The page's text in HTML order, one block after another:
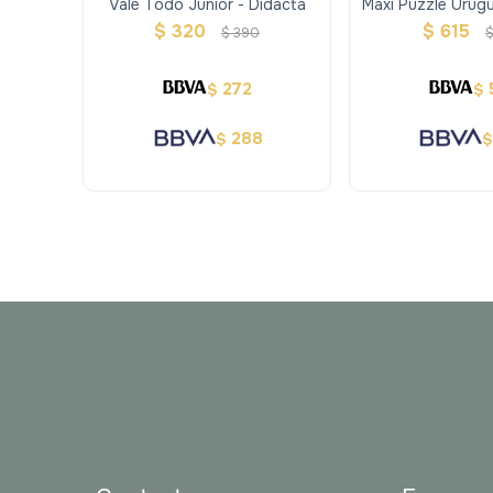
$ 320 $390
$ 272
$ 288
$ 615 $
$
$